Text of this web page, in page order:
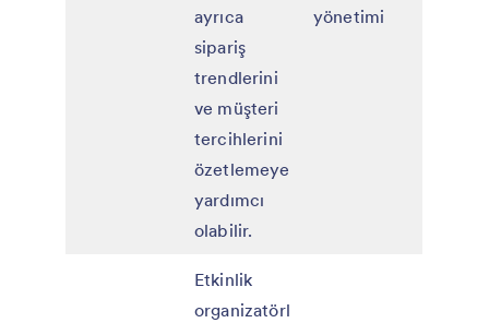
ayrıca
sipariş
trendlerini
ve müşteri
tercihlerini
özetlemeye
yardımcı
olabilir.
yönetimi
Etkinlik
organizatörl